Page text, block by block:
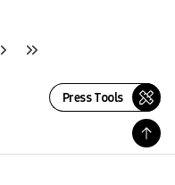
Press Tools